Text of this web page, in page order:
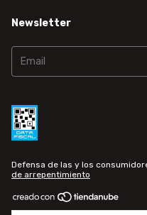
Newsletter
Defensa de las y los
de arrepentimiento